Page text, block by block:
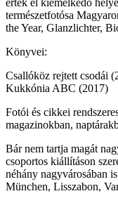
természetfotósa
the Year, Glanzlichter,
Könyvei:
Csallóköz rejtett csodái
Kukkónia ABC (2017)
Fotói és cikkei
magazinokban,
Bár nem tartja magát
csoportos kiállításon
néhány nagyvárosában
München, Lisszabon,